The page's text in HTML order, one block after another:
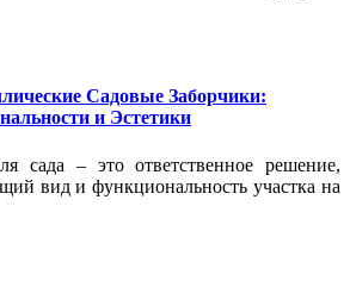
Садовые Заборчики:
и Эстетики
сада – это ответственное решение,
вид и функциональность участка на